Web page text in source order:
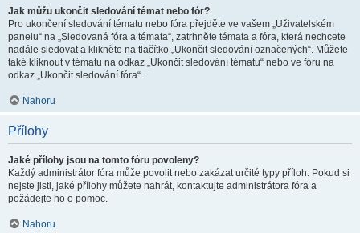
Jak můžu ukončit sledování témat nebo fór?
Pro ukončení sledování tématu nebo fóra přejděte ve vašem „Uživatelském
panelu“ na „Sledovaná fóra a témata“, zatrhněte témata a fóra, která nechcete
nadále sledovat a klikněte na tlačítko „Ukončit sledování označených“. Můžete
také kliknout v tématu na odkaz „Ukončit sledování tématu“ nebo ve fóru na
odkaz „Ukončit sledování fóra“.
Nahoru
Přílohy
Jaké přílohy jsou na tomto fóru povoleny?
Každý administrátor fóra může povolit nebo zakázat určité typy příloh. Pokud si
nejste jisti, jaké přílohy můžete nahrát, kontaktujte administrátora fóra a
požádejte ho o pomoc.
Nahoru